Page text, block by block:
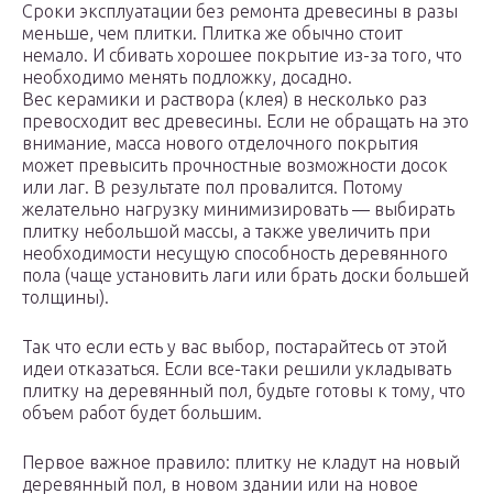
Сроки эксплуатации без ремонта древесины в разы
меньше, чем плитки. Плитка же обычно стоит
немало. И сбивать хорошее покрытие из-за того, что
необходимо менять подложку, досадно.
Вес керамики и раствора (клея) в несколько раз
превосходит вес древесины. Если не обращать на это
внимание, масса нового отделочного покрытия
может превысить прочностные возможности досок
или лаг. В результате пол провалится. Потому
желательно нагрузку минимизировать — выбирать
плитку небольшой массы, а также увеличить при
необходимости несущую способность деревянного
пола (чаще установить лаги или брать доски большей
толщины).
Так что если есть у вас выбор, постарайтесь от этой
идеи отказаться. Если все-таки решили укладывать
плитку на деревянный пол, будьте готовы к тому, что
объем работ будет большим.
Первое важное правило: плитку не кладут на новый
деревянный пол, в новом здании или на новое